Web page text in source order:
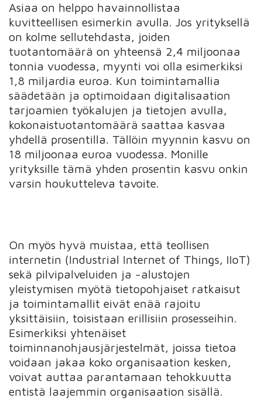
Asiaa on helppo havainnollistaa
kuvitteellisen esimerkin avulla. Jos yrityksellä
on kolme sellutehdasta, joiden
tuotantomäärä on yhteensä 2,4 miljoonaa
tonnia vuodessa, myynti voi olla esimerkiksi
1,8 miljardia euroa. Kun toimintamallia
säädetään ja optimoidaan digitalisaation
tarjoamien työkalujen ja tietojen avulla,
kokonaistuotantomäärä saattaa kasvaa
yhdellä prosentilla. Tällöin myynnin kasvu on
18 miljoonaa euroa vuodessa. Monille
yrityksille tämä yhden prosentin kasvu onkin
varsin houkutteleva tavoite.
On myös hyvä muistaa, että teollisen
internetin (Industrial Internet of Things, IIoT)
sekä pilvipalveluiden ja -alustojen
yleistymisen myötä tietopohjaiset ratkaisut
ja toimintamallit eivät enää rajoitu
yksittäisiin, toisistaan erillisiin prosesseihin.
Esimerkiksi yhtenäiset
toiminnanohjausjärjestelmät, joissa tietoa
voidaan jakaa koko organisaation kesken,
voivat auttaa parantamaan tehokkuutta
entistä laajemmin organisaation sisällä.